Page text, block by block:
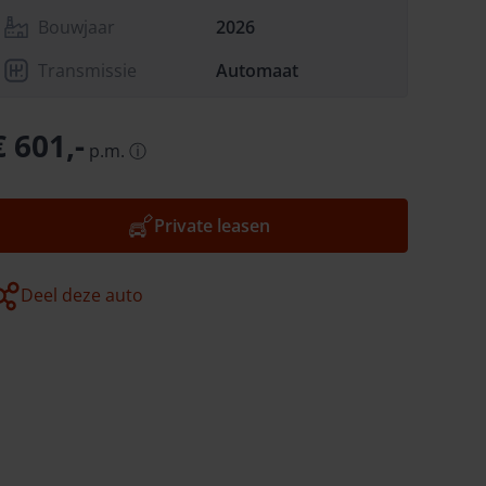
Bouwjaar
2026
Transmissie
Automaat
601,- p.m. ⓘ
Private leasen
Deel deze auto